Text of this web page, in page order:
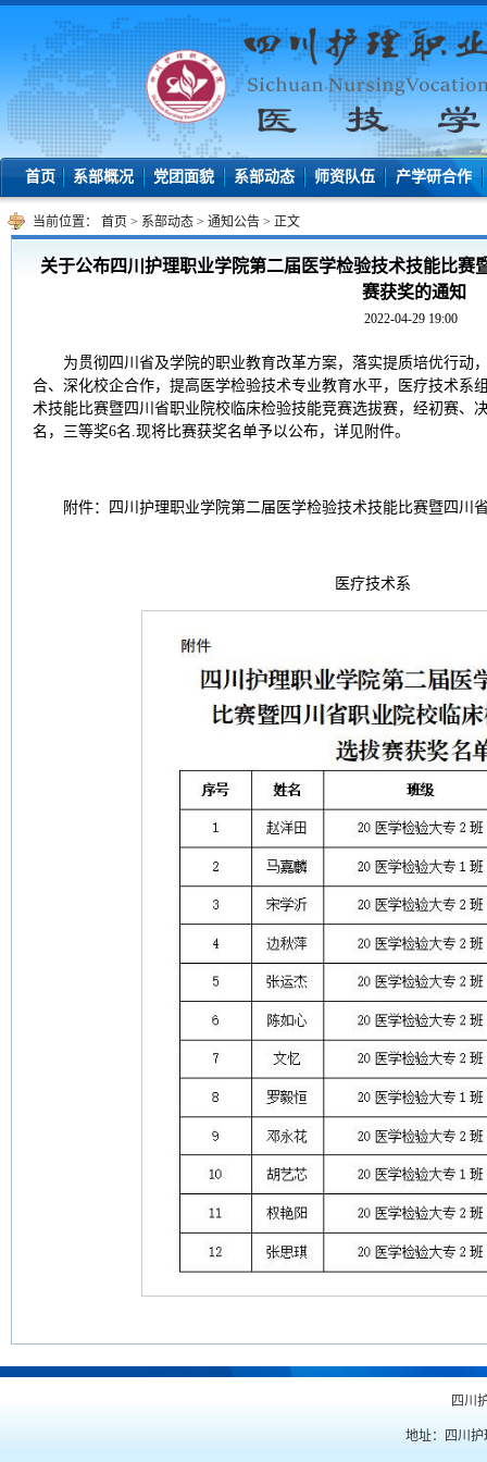
首页 系部概况 党团面貌 系部动态 师资队伍 产学研合作
当前位置： 首页 > 系部动态 > 通知公告 > 正文
关于公布四川护理职业学院第二届医学检验技术技能比赛
赛获奖的通知
2022-04-29 19:00
为贯彻四川省及学院的职业教育改革方案，落实提质培优行动
合、深化校企合作，提高医学检验技术专业教育水平，医疗技术系
术技能比赛暨四川省职业院校临床检验技能竞赛选拔赛，经初赛、
名，三等奖6名.现将比赛获奖名单予以公布，详见附件。
附件：四川护理职业学院第二届医学检验技术技能比赛暨四川
医疗技术系
四川
地址：四川护